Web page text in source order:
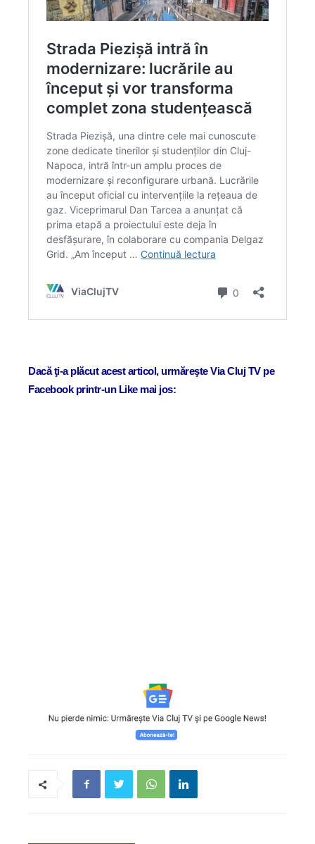
Dacă ţi-a plăcut acest articol, urmăreşte Via Cluj TV pe
Facebook printr-un Like mai jos: